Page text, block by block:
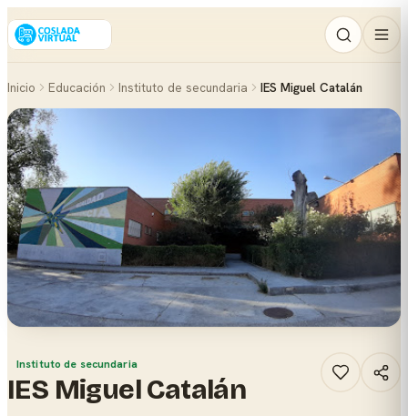
Inicio Educación Instituto de secundaria IES Miguel Catalán
Instituto de secundaria
IES Miguel Catalán